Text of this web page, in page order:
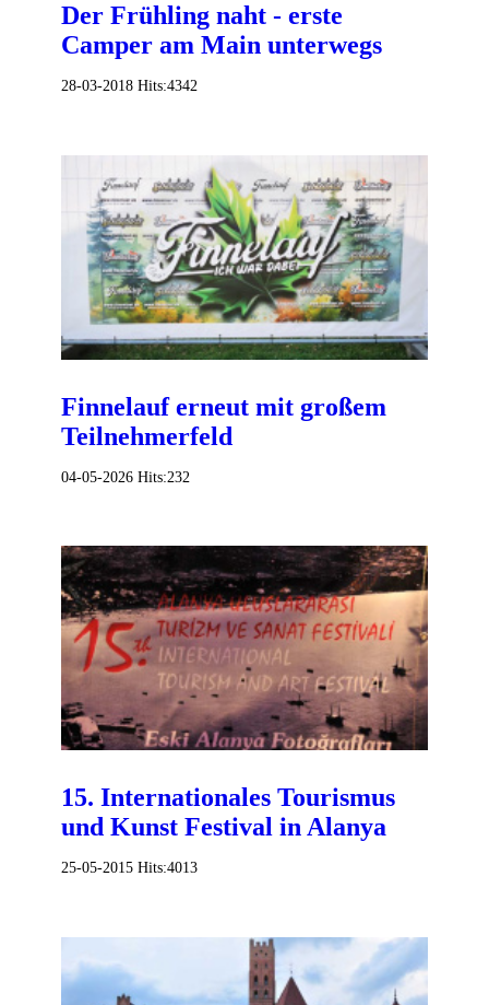
Der Frühling naht - erste
Camper am Main unterwegs
28-03-2018 Hits:4342
Finnelauf erneut mit großem
Teilnehmerfeld
04-05-2026 Hits:232
15. Internationales Tourismus
und Kunst Festival in Alanya
25-05-2015 Hits:4013